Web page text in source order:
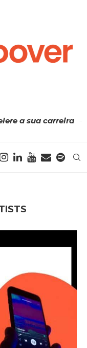
a sua carreira